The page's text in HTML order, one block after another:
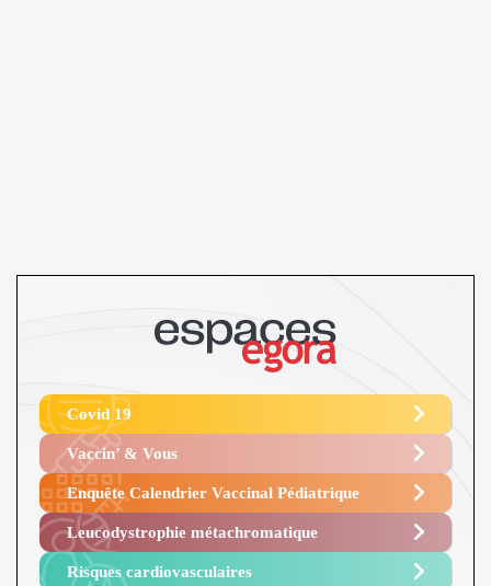
Covid 19
Vaccin’ & Vous
Enquête Calendrier Vaccinal Pédiatrique
Leucodystrophie métachromatique
Risques cardiovasculaires